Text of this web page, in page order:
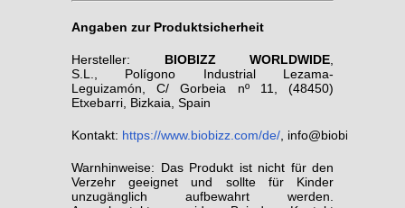
Angaben zur Produktsicherheit
Hersteller: BIOBIZZ WORLDWIDE
S.L., Polígono Industrial Lezama-
Leguizamón, C/ Gorbeia nº 11, (48450)
Etxebarri, Bizkaia, Spain
Kontakt: https://www.biobizz.com/de/ , info@biobizz.com
Warnhinweise: Das Produkt ist nicht für den
Verzehr geeignet und sollte für Kinder
unzugänglich aufbewahrt werden.